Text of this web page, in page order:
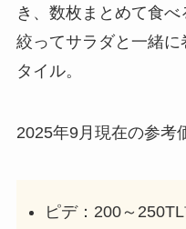
き、数枚まとめて食
絞ってサラダと一緒
タイル。
2025年9月現在の参考
ピデ：200～